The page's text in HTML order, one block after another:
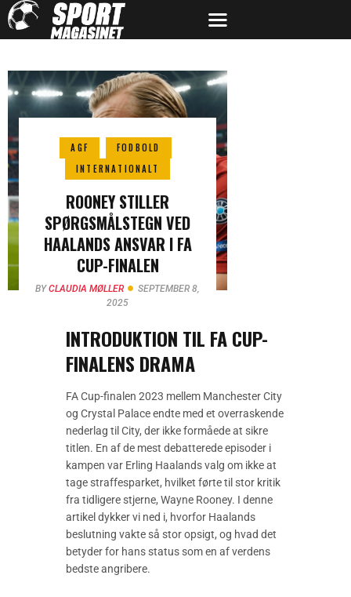
AGF
FODBOLD
INTERNATIONALT
ROONEY STILLER
SPØRGSMÅLSTEGN VED
HAALANDS ANSVAR I FA
CUP-FINALEN
BYCLAUDIA MØLLER
SEPTEMBER 8,
2025
INTRODUKTION TIL FA CUP-
FINALENS DRAMA
FA Cup-finalen 2023 mellem Manchester City
og Crystal Palace endte med et overraskende
nederlag til City, der ikke formåede at sikre
titlen. En af de mest debatterede episoder i
kampen var Erling Haalands valg om ikke at
tage straffesparket, hvilket førte til stor kritik
fra tidligere stjerne, Wayne Rooney. I denne
artikel dykker vi ned i, hvorfor Haalands
beslutning vakte så stor opsigt, og hvad det
betyder for hans status som en af verdens
bedste angribere.